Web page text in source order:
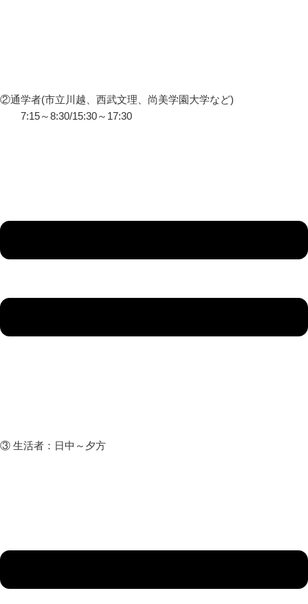
②通学者(市立川越、西武文理、尚美学園大学など)
7:15～8:30/15:30～17:30
③ 生活者：日中～夕方